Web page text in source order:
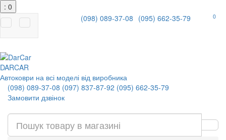
: 0
(098) 089-37-08 (095) 662-35-79 0
DARCAR
Автоковри на всі моделі від виробника
(098) 089-37-08 (097) 837-87-92 (095) 662-35-79
Замовити дзвінок